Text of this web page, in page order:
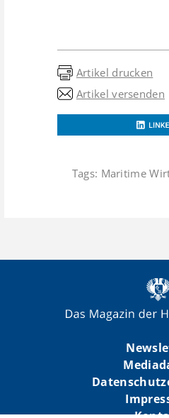
Artikel drucken
Artikel versenden
Tags: Maritime